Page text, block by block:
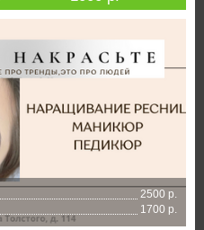
2500 р.
1700 р.